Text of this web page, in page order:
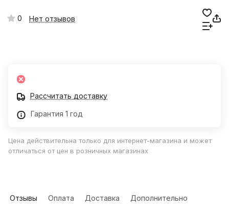
0 Нет отзывов
Рассчитать доставку
Гарантия 1 год
Цена действительна только для интернет-магазина и может
отличаться от цен в розничных магазинах
Отзывы Оплата Доставка Дополнительно